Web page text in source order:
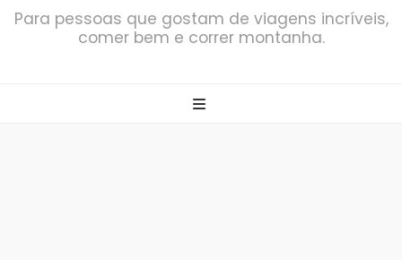
Para pessoas que gostam de viagens incríveis,
comer bem e correr montanha.